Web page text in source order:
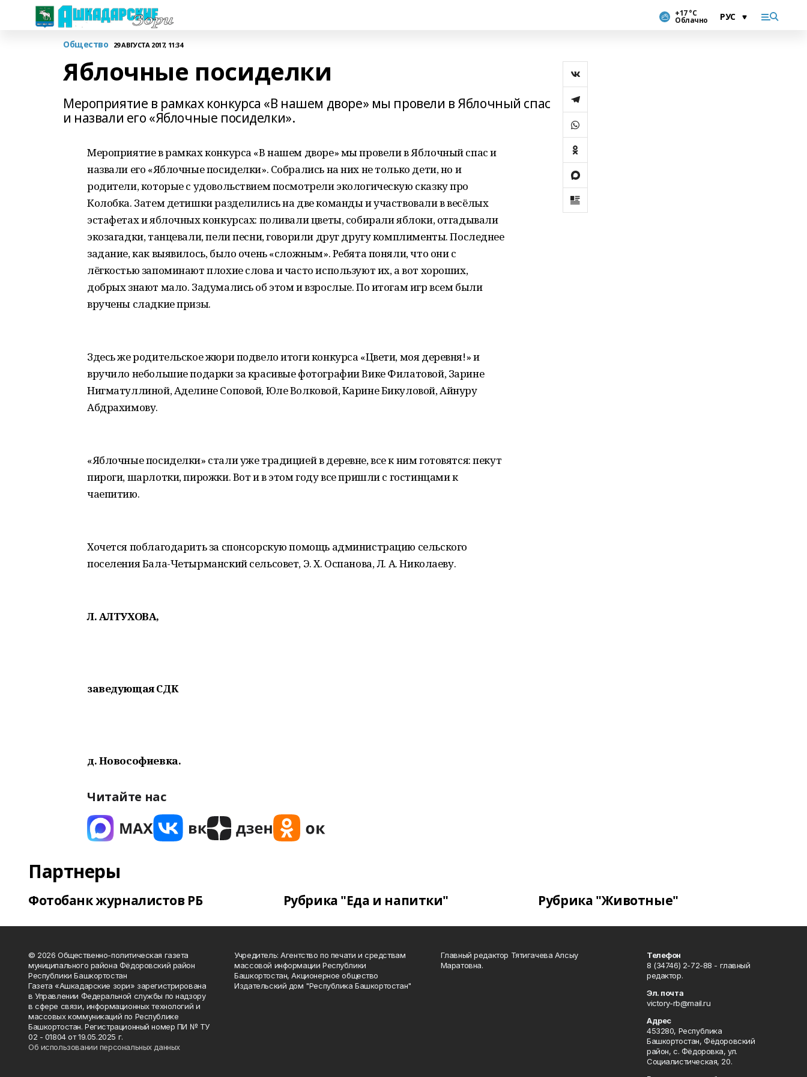
+17 °С
Облачно
Общество 29 АВГУСТА 2017, 11:34
Яблочные посиделки
Мероприятие в рамках конкурса «В нашем дворе» мы провели в Яблочный спас
и назвали его «Яблочные посиделки».
Мероприятие в рамках конкурса «В нашем дворе» мы провели в Яблочный спас и
назвали его «Яблочные посиделки». Собрались на них не только дети, но и
родители, которые с удовольствием посмотрели экологическую сказку про
Колобка. Затем детишки разделились на две команды и участвовали в весёлых
эстафетах и яблочных конкурсах: поливали цветы, собирали яблоки, отгадывали
экозагадки, танцевали, пели песни, говорили друг другу комплименты. Последнее
задание, как выявилось, было очень «сложным». Ребята поняли, что они с
лёгкостью запоминают плохие слова и часто используют их, а вот хороших,
добрых знают мало. Задумались об этом и взрослые. По итогам игр всем были
вручены сладкие призы.
Здесь же родительское жюри подвело итоги конкурса «Цвети, моя деревня!» и
вручило небольшие подарки за красивые фотографии Вике Филатовой, Зарине
Нигматуллиной, Аделине Соповой, Юле Волковой, Карине Бикуловой, Айнуру
Абдрахимову.
«Яблочные посиделки» стали уже традицией в деревне, все к ним готовятся: пекут
пироги, шарлотки, пирожки. Вот и в этом году все пришли с гостинцами к
чаепитию.
Хочется поблагодарить за спонсорскую помощь администрацию сельского
поселения Бала-Четырманский сельсовет, Э. Х. Оспанова, Л. А. Николаеву.
Л. АЛТУХОВА,
заведующая СДК
д. Новософиевка.
Читайте нас
Партнеры
Фотобанк журналистов РБ Рубрика "Еда и напитки" Рубрика "Животные"
© 2026 Общественно-политическая газета
муниципального района Фёдоровский район
Республики Башкортостан
Газета «Ашкадарские зори» зарегистрирована
в Управлении Федеральной службы по надзору
в сфере связи, информационных технологий и
массовых коммуникаций по Республике
Башкортостан. Регистрационный номер ПИ № ТУ
02 - 01804 от 19.05.2025 г.
Об использовании персональных данных
Учредитель: Агентство по печати и средствам
массовой информации Республики
Башкортостан, Акционерное общество
Издательский дом "Республика Башкортостан"
Главный редактор Тятигачева Алсыу
Маратовна.
Телефон
8 (34746) 2-72-88 - главный
редактор.
Эл. почта
victory-rb@mail.ru
Адрес
453280, Республика
Башкортостан, Фёдоровский
район, с. Фёдоровка, ул.
Социалистическая, 20.